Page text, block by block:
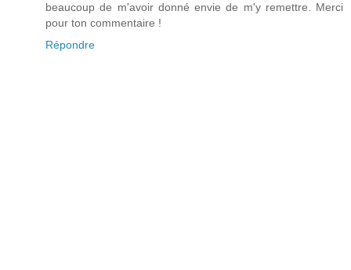
beaucoup de m'avoir donné envie de m'y remettre. Merci
pour ton commentaire !
Répondre